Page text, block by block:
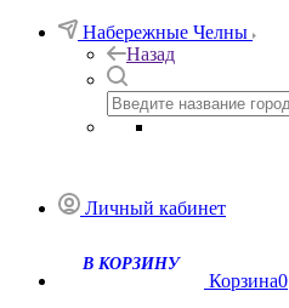
Набережные Челны
Назад
Личный кабинет
Корзина0